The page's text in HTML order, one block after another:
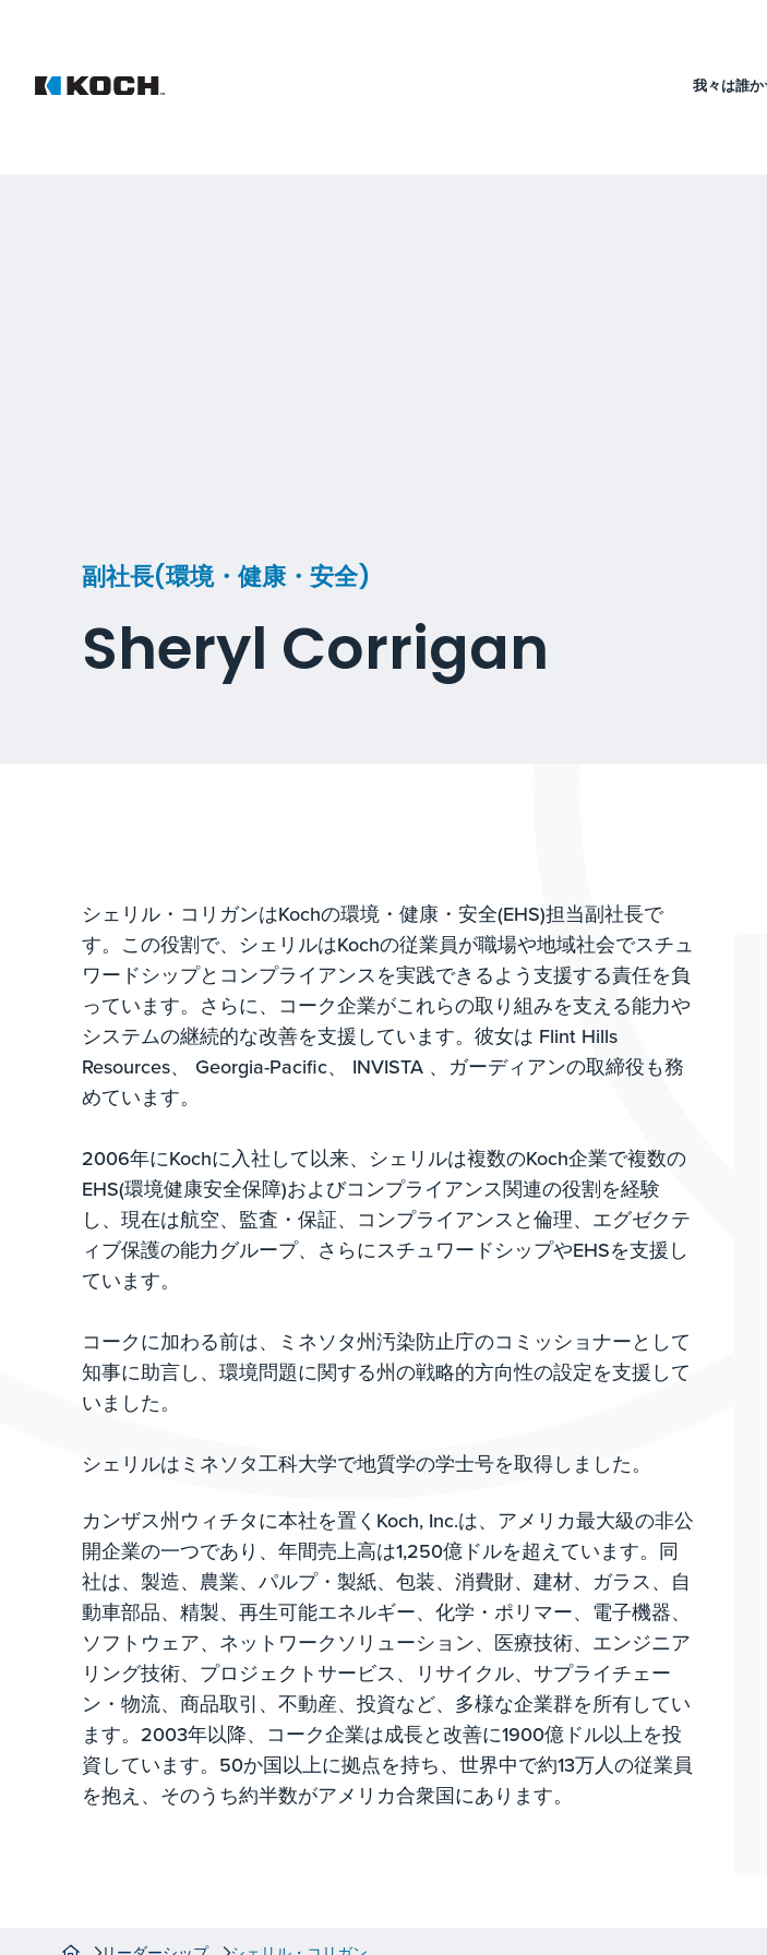
我々は誰か
副社長(環境・健康・安全)
Sheryl Corrigan
シェリル・コリガンはKochの環境・健康・安全(EHS)担当副社長で
す。この役割で、シェリルはKochの従業員が職場や地域社会でスチュ
ワードシップとコンプライアンスを実践できるよう支援する責任を負
っています。さらに、コーク企業がこれらの取り組みを支える能力や
システムの継続的な改善を支援しています。彼女は Flint Hills
Resources、 Georgia-Pacific、 INVISTA 、ガーディアンの取締役も務
めています。
2006年にKochに入社して以来、シェリルは複数のKoch企業で複数の
EHS(環境健康安全保障)およびコンプライアンス関連の役割を経験
し、現在は航空、監査・保証、コンプライアンスと倫理、エグゼクテ
ィブ保護の能力グループ、さらにスチュワードシップやEHSを支援し
ています。
コークに加わる前は、ミネソタ州汚染防止庁のコミッショナーとして
知事に助言し、環境問題に関する州の戦略的方向性の設定を支援して
いました。
シェリルはミネソタ工科大学で地質学の学士号を取得しました。
カンザス州ウィチタに本社を置くKoch, Inc.は、アメリカ最大級の非公
開企業の一つであり、年間売上高は1,250億ドルを超えています。同
社は、製造、農業、パルプ・製紙、包装、消費財、建材、ガラス、自
動車部品、精製、再生可能エネルギー、化学・ポリマー、電子機器、
ソフトウェア、ネットワークソリューション、医療技術、エンジニア
リング技術、プロジェクトサービス、リサイクル、サプライチェー
ン・物流、商品取引、不動産、投資など、多様な企業群を所有してい
ます。2003年以降、コーク企業は成長と改善に1900億ドル以上を投
資しています。50か国以上に拠点を持ち、世界中で約13万人の従業員
を抱え、そのうち約半数がアメリカ合衆国にあります。